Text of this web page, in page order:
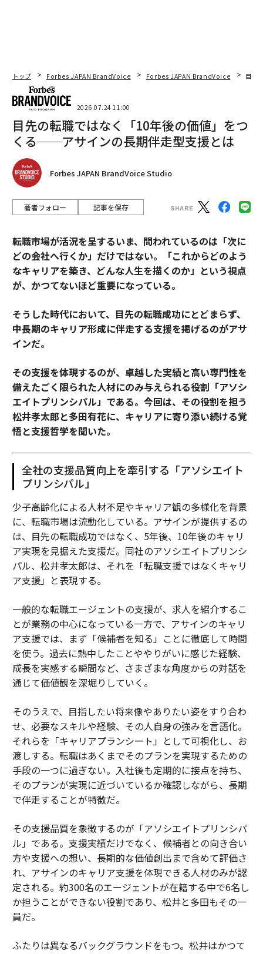
トップ Forbes JAPAN BrandVoice Forbes JAPAN BrandVoice 目先
2026.07.24 11:00
目先の転職ではなく「10年後の価値」をつ
くる──アサインの長期伴走型支援とは
Forbes JAPAN BrandVoice Studio
著者フォロー 記事を保存
転職市場が活況を呈するいま、問われているのは「次に
どの会社へ行くか」だけではない。「これからどのよう
なキャリアを築き、どんな人生を描くのか」という視点
が、かつてないほど重要になっている。
そうした時代において、目先の転職成功にとどまらず、
中長期のキャリア形成に伴走する支援を掲げるのがアサ
インだ。
その支援を体現するのが、卓越した実績と高い専門性を
備えたごく限られた人材にのみ与えられる役割「アソシ
エイトプリンシパル」である。今回は、その役割を担う
松井孝太郎と多田有花に、キャリアに寄り添い続ける覚
悟と支援哲学を聞いた。
全社の支援品質向上を牽引する「アソシエイト
プリンシパル」
少子高齢化による人材不足やキャリア観の多様化を背景
に、転職市場は流動化している。アサインが提供するの
は、目先の転職成功ではなく、5年後、10年後のキャリ
ア実現を見据えた支援だ。同社のアソシエイトプリンシ
パル、松井孝太郎は、それを「転職支援ではなくキャリ
ア支援」と表現する。
一般的な転職エージェントの支援が、求人を紹介するこ
とが業務の中心になっている一方で、アサインのキャリ
ア支援では、まず「候補者を知る」ことに徹底して時間
を使う。過去に熱中したことややりがいに感じた経験、
成長を実感する瞬間など、さまざまな角度からの対話を
通じて価値観を深堀りしていく。
そのうえで、目指したい将来像やありたい姿をすり合わ
せ、必要なスキルや経験、その人自身の強みを言語化。
それらを「キャリアプランシート」として可視化し、お
渡しする。転職はあくまでそのプランを実現するための
手段の一つに過ぎない。入社後も定期的に接点を持ち、
そのプランが実現に近づいているか確認しながら、長期
で伴走することが特徴だ。
その支援品質を象徴するのが「アソシエイトプリンシパ
ル」である。支援実績だけでなく、候補者との向き合い
方や支援への想い、長期的な価値創出まで含めて評価さ
れ、アサインのキャリア支援を体現できる人材のみが認
定される。約300名のエージェントが在籍する中で6名し
か担うことができない役割であり、松井と多田もその一
員だ。
ふたりは異なるバックグラウンドをもつ。松井はかつて